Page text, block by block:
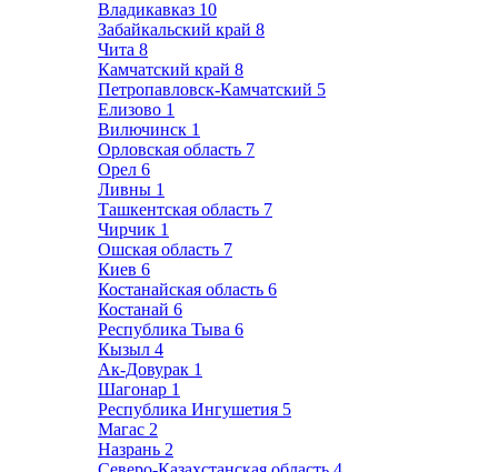
Владикавказ 10
Забайкальский край 8
Чита 8
Камчатский край 8
Петропавловск-Камчатский 5
Елизово 1
Вилючинск 1
Орловская область 7
Орел 6
Ливны 1
Ташкентская область 7
Чирчик 1
Ошская область 7
Киев 6
Костанайская область 6
Костанай 6
Республика Тыва 6
Кызыл 4
Ак-Довурак 1
Шагонар 1
Республика Ингушетия 5
Магас 2
Назрань 2